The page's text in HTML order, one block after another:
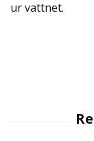
ur vattnet.